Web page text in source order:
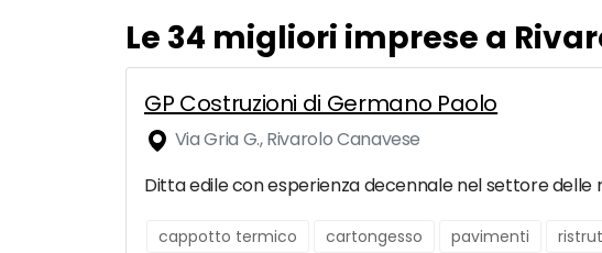
Le 34 migliori imprese a
GP Costruzioni di Germano Paolo
Via Gria G., Rivarolo Canavese
Ditta edile con esperienza decennale nel settore delle
cappotto termico cartongesso pavimenti